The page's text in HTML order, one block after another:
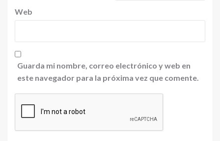
Web
Guarda mi nombre, correo electrónico y web en
este navegador para la próxima vez que comente.